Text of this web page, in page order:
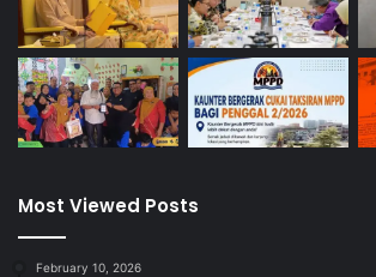
Most Viewed Posts
February 10, 2026